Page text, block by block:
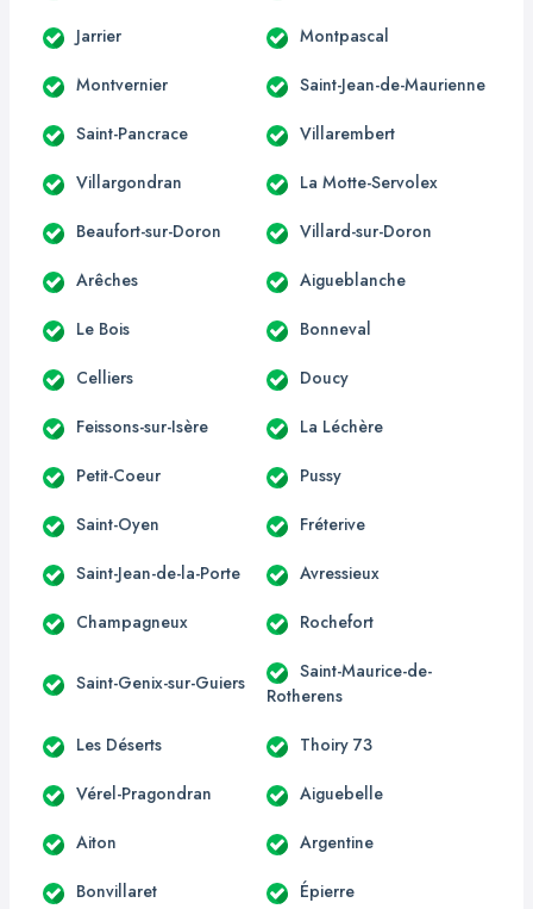
Jarrier Montpascal
Montvernier Saint-Jean-de-Maurienne
Saint-Pancrace Villarembert
Villargondran La Motte-Servolex
Beaufort-sur-Doron Villard-sur-Doron
Arêches Aigueblanche
Le Bois Bonneval
Celliers Doucy
Feissons-sur-Isère La Léchère
Petit-Coeur Pussy
Saint-Oyen Fréterive
Saint-Jean-de-la-Porte Avressieux
Champagneux Rochefort
Saint-Genix-sur-Guiers
Saint-Maurice-de-
Rotherens
Les Déserts Thoiry 73
Vérel-Pragondran Aiguebelle
Aiton Argentine
Bonvillaret Épierre